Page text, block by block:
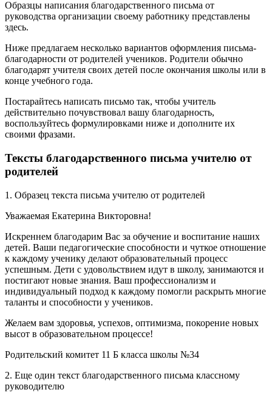
Образцы написания благодарственного письма от
руководства организации своему работнику представлены
здесь.
Ниже предлагаем несколько вариантов оформления письма-
благодарности от родителей учеников. Родители обычно
благодарят учителя своих детей после окончания школы или в
конце учебного года.
Постарайтесь написать письмо так, чтобы учитель
действительно почувствовал вашу благодарность,
воспользуйтесь формулировками ниже и дополните их
своими фразами.
Тексты благодарственного письма учителю от
родителей
1. Образец текста письма учителю от родителей
Уважаемая Екатерина Викторовна!
Искреннем благодарим Вас за обучение и воспитание наших
детей. Ваши педагогические способности и чуткое отношение
к каждому ученику делают образовательный процесс
успешным. Дети с удовольствием идут в школу, занимаются и
постигают новые знания. Ваш профессионализм и
индивидуальный подход к каждому помогли раскрыть многие
таланты и способности у учеников.
Желаем вам здоровья, успехов, оптимизма, покорение новых
высот в образовательном процессе!
Родительский комитет 11 Б класса школы №34
2. Еще один текст благодарственного письма классному
руководителю